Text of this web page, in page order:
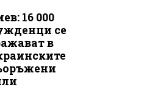
16 000
се
в